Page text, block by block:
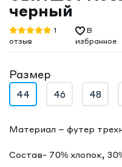
черный
1
отзыв
В
избранное
Размер
44 46 48
Материал – футер
Состав- 70% хлопок,